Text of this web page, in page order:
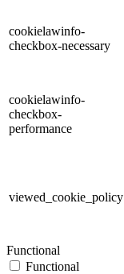
cookielawinfo-
checkbox-necessary
cookielawinfo-
checkbox-
performance
viewed_cookie_policy
Functional
Functional